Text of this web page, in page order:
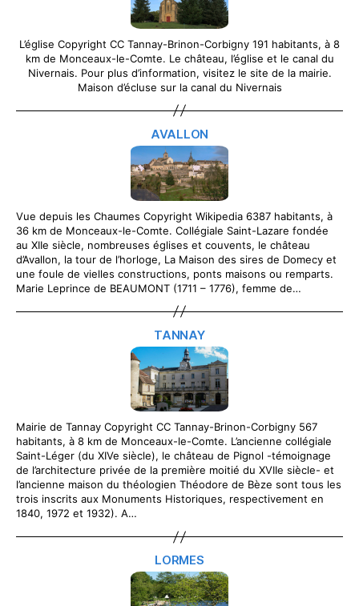
L’église Copyright CC Tannay-Brinon-Corbigny 191 habitants, à 8
km de Monceaux-le-Comte. Le château, l’église et le canal du
Nivernais. Pour plus d’information, visitez le site de la mairie.
Maison d’écluse sur la canal du Nivernais
AVALLON
Vue depuis les Chaumes Copyright Wikipedia 6387 habitants, à
36 km de Monceaux-le-Comte. Collégiale Saint-Lazare fondée
au XIIe siècle, nombreuses églises et couvents, le château
d’Avallon, la tour de l’horloge, La Maison des sires de Domecy et
une foule de vielles constructions, ponts maisons ou remparts.
Marie Leprince de BEAUMONT (1711 – 1776), femme de…
TANNAY
Mairie de Tannay Copyright CC Tannay-Brinon-Corbigny 567
habitants, à 8 km de Monceaux-le-Comte. L’ancienne collégiale
Saint-Léger (du XIVe siècle), le château de Pignol -témoignage
de l’architecture privée de la première moitié du XVIIe siècle- et
l’ancienne maison du théologien Théodore de Bèze sont tous les
trois inscrits aux Monuments Historiques, respectivement en
1840, 1972 et 1932). A…
LORMES